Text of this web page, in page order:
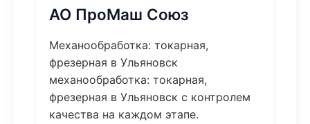
АО ПроМаш Союз
Механообработка: токарная,
фрезерная в Ульяновск
механообработка: токарная,
фрезерная в Ульяновск с контролем
качества на каждом этапе.